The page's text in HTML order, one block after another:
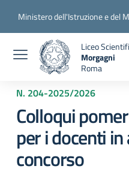
Slim top
Ministero dell'Istruzione e del
Liceo
Morgagni
Roma
N. 204-2025/2026
Colloqui
per i docenti
concorso